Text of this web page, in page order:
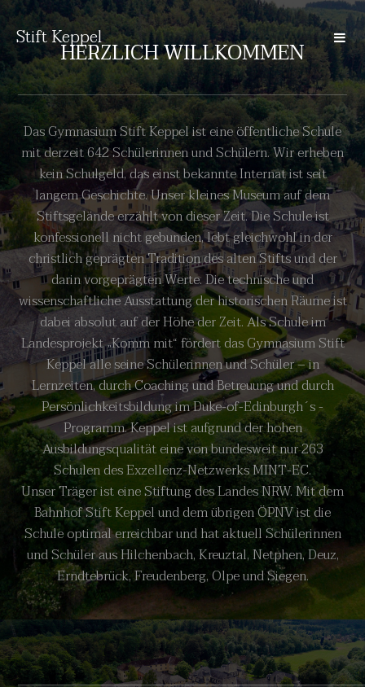
Stift KeppelHERZLICH WILLKOMMEN
Das Gymnasium Stift Keppel ist eine öffentliche Schule
mit derzeit 642 Schülerinnen und Schülern. Wir erheben
kein Schulgeld, das einst bekannte Internat ist seit
langem Geschichte. Unser kleines Museum auf dem
Stiftsgelände erzählt von dieser Zeit. Die Schule ist
konfessionell nicht gebunden, lebt gleichwohl in der
christlich geprägten Tradition des alten Stifts und der
darin vorgeprägten Werte. Die technische und
wissenschaftliche Ausstattung der historischen Räume ist
dabei absolut auf der Höhe der Zeit. Als Schule im
Landesprojekt „Komm mit“ fördert das Gymnasium Stift
Keppel alle seine Schülerinnen und Schüler – in
Lernzeiten, durch Coaching und Betreuung und durch
Persönlichkeitsbildung im Duke-of-Edinburgh´s -
Programm. Keppel ist aufgrund der hohen
Ausbildungsqualität eine von bundesweit nur 263
Schulen des Exzellenz-Netzwerks MINT-EC.
Unser Träger ist eine Stiftung des Landes NRW. Mit dem
Bahnhof Stift Keppel und dem übrigen ÖPNV ist die
Schule optimal erreichbar und hat aktuell Schülerinnen
und Schüler aus Hilchenbach, Kreuztal, Netphen, Deuz,
Erndtebrück, Freudenberg, Olpe und Siegen.